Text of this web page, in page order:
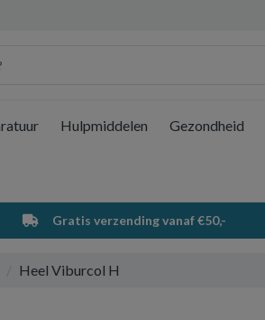
Hulpmiddelen Gezondheid
Gratis verzending vanaf €50,-
Heel Viburcol H